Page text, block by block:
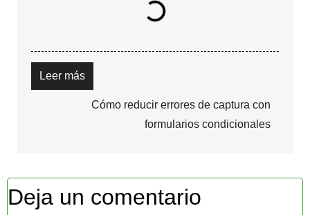
Leer más
Cómo reducir errores de captura con
formularios condicionales
Deja un comentario